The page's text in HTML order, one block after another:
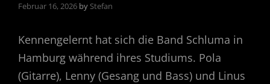
Februar 16, 2026 by Stefan
Kennengelernt hat sich die Band Schluma in
Hamburg während ihres Studiums. Pola
(Gitarre), Lenny (Gesang und Bass) und Linus